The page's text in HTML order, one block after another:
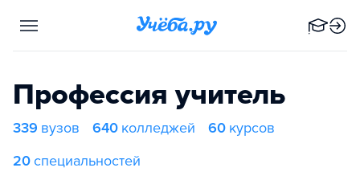
Профессия учитель
339 вузов 640 колледжей 60 курсов
20специальностей